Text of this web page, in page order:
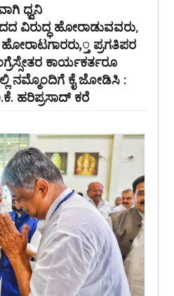
ಧ್ವನಿ
ವಿರುದ್ಧ ಹೋರಾಡುವವರು,
ಹೋರಾಟಗಾರರು,್ತ ಪ್ರಗತಿಪರ
ಕಾರ್ಯಕರ್ತರೂ
ನಮ್ಮೊಂದಿಗೆ ಕೈ ಜೋಡಿಸಿ :
ಹರಿಪ್ರಸಾದ್ ಕರೆ